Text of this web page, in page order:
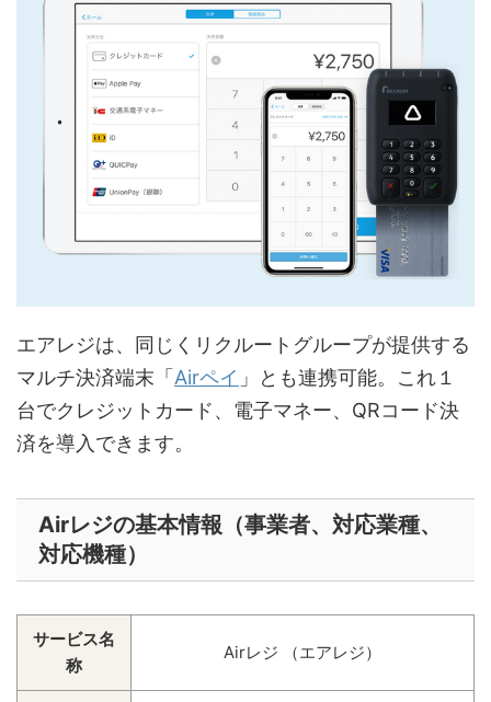
エアレジは、同じくリクルートグループが提供する
マルチ決済端末「 Airペイ 」とも連携可能。これ１
台でクレジットカード、電子マネー、QRコード決
済を導入できます。
Airレジの基本情報（事業者、対応業種、
対応機種）
サービス名
称
Airレジ （エアレジ）